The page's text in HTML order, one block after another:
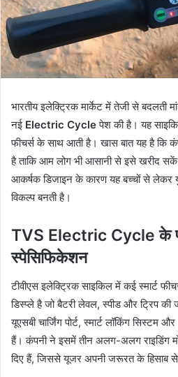
भारतीय इलेक्ट्रिक मार्केट में तेजी से बदलती
नई Electric Cycleपेश की है। यह
फीचर्स के साथ आती है। खास बात यह है कि
है ताकि आम लोग भी आसानी से इसे खरीद
आकर्षक डिजाइन के कारण यह बच्चों से
विकल्प बनती है।
TVS Electric Cycle के
स्पेसिफिकेशन
टीवीएस इलेक्ट्रिक साइकिल में कई स्मार्ट
डिस्प्ले है जो बैटरी लेवल, स्पीड और ट्रिप की
यूएसबी चार्जिंग पोर्ट, स्मार्ट लॉकिंग सिस्टम
हैं। कंपनी ने इसमें तीन अलग-अलग राइडिंग
दिए हैं, जिससे यूजर अपनी जरूरत के हिसाब